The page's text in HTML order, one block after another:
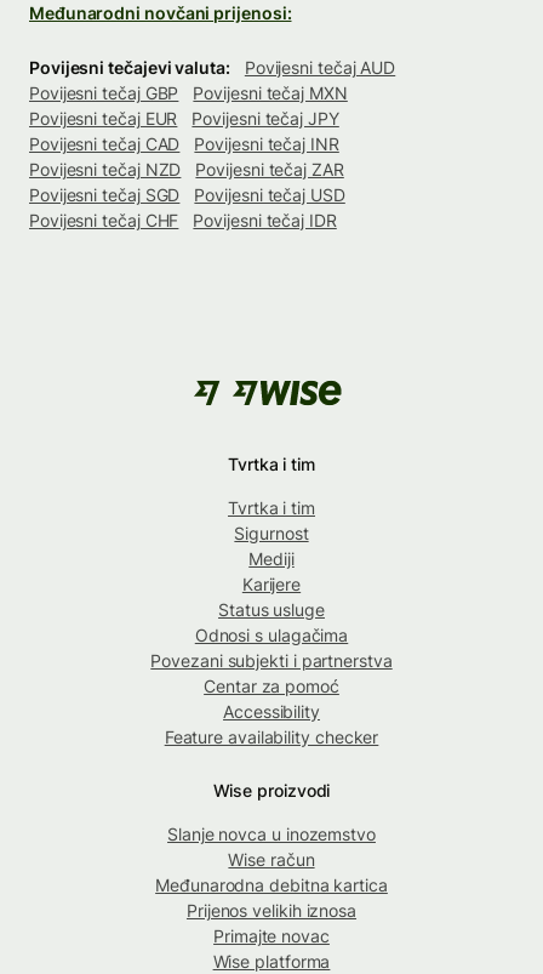
Međunarodni novčani prijenosi:
Povijesni tečajevi valuta:
Povijesni tečaj AUD
Povijesni tečaj GBP
Povijesni tečaj MXN
Povijesni tečaj EUR
Povijesni tečaj JPY
Povijesni tečaj CAD
Povijesni tečaj INR
Povijesni tečaj NZD
Povijesni tečaj ZAR
Povijesni tečaj SGD
Povijesni tečaj USD
Povijesni tečaj CHF
Povijesni tečaj IDR
Tvrtka i tim
Tvrtka i tim
Sigurnost
Mediji
Karijere
Status usluge
Odnosi s ulagačima
Povezani subjekti i partnerstva
Centar za pomoć
Accessibility
Feature availability checker
Wise proizvodi
Slanje novca u inozemstvo
Wise račun
Međunarodna debitna kartica
Prijenos velikih iznosa
Primajte novac
Wise platforma